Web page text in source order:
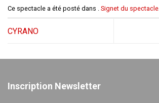
Ce spectacle a été posté dans . Signet du spectacle
CYRANO
Inscription Newsletter